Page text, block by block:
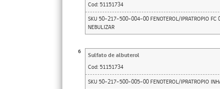
Cod: 51151734
SKU 50-217-500-004-00 FENOTEROL/IPRATROPIO
NEBULIZAR
6
Sulfato de albuterol
Cod: 51151734
SKU 50-217-500-005-00 FENOTEROL/IPRATROPIO